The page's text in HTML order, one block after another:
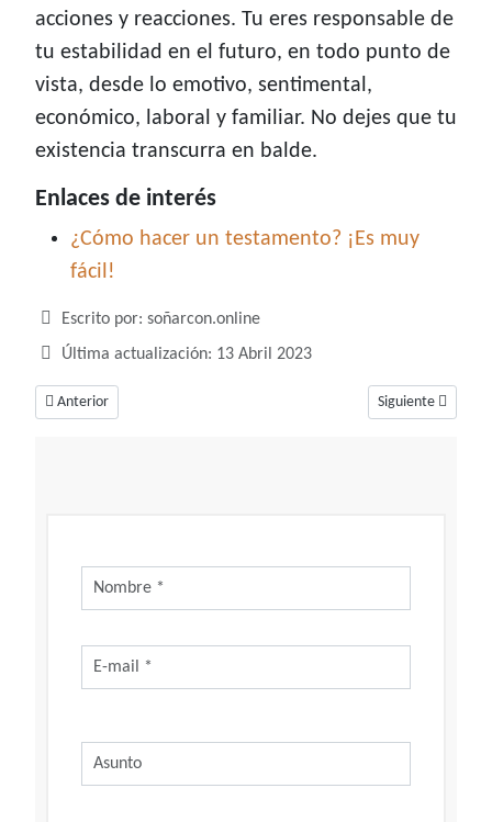
acciones y reacciones. Tu eres responsable de
tu estabilidad en el futuro, en todo punto de
vista, desde lo emotivo, sentimental,
económico, laboral y familiar. No dejes que tu
existencia transcurra en balde.
Enlaces de interés
¿Cómo hacer un testamento? ¡Es muy
fácil!
Detalles
Escrito por: soñarcon.online
Última actualización: 13 Abril 2023
Artículo anterior: Soñar con taxi, una oportunidad que no deberías
Anterior Artículo
Siguiente